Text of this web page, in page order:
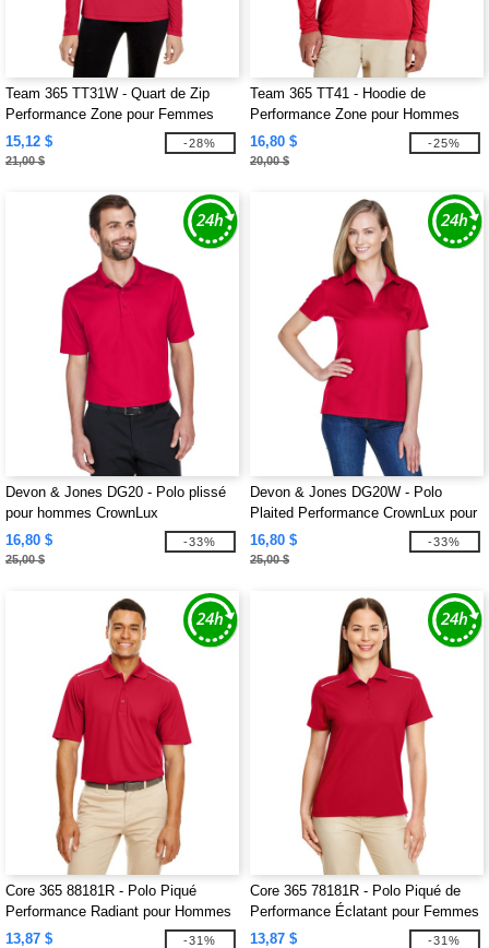
Team 365 TT31W - Quart de Zip
Performance Zone pour Femmes
15,12 $
21,00 $
-28%
Team 365 TT41 - Hoodie de
Performance Zone pour Hommes
16,80 $
20,00 $
-25%
Devon & Jones DG20 - Polo plissé
pour hommes CrownLux
Performance
16,80 $
25,00 $
-33%
Devon & Jones DG20W - Polo
Plaited Performance CrownLux pour
femmes
16,80 $
25,00 $
-33%
Core 365 88181R - Polo Piqué
Performance Radiant pour Hommes
avec Passepoil Réfléchissant
13,87 $ -31%
Core 365 78181R - Polo Piqué de
Performance Éclatant pour Femmes
avec Passepoil Réfléchissant
13,87 $ -31%